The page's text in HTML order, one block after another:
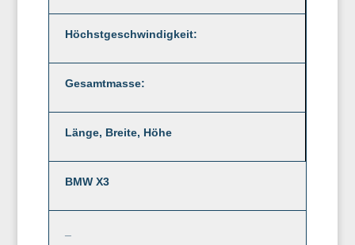
Höchstgeschwindigkeit:
Gesamtmasse:
Länge, Breite, Höhe
BMW X3